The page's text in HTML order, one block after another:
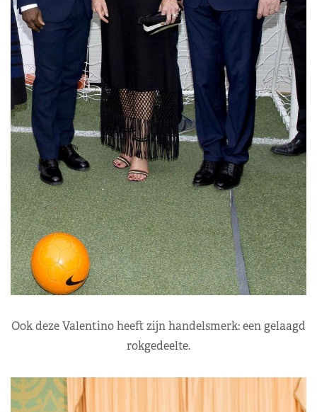
Ook deze Valentino heeft zijn handelsmerk: een gelaagd
rokgedeelte.